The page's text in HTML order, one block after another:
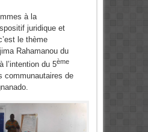
à la
juridique et
le thème
Rahamanou du
l’intention du 5ème
communautaires de